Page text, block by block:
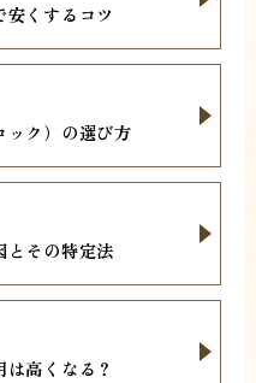
くするコツ
ック）の選び方
とその特定法
高くなる？